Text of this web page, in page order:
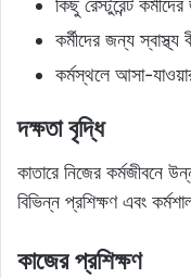
কিছু রেস্টুরেন্ট
কর্মীদের জন্য স্বাস্থ্য
কর্মস্থলে আসা-
দক্ষতা বৃদ্ধি
কাতারে নিজের কর্মজীবনে
বিভিন্ন প্রশিক্ষণ এবং
কাজের প্রশিক্ষণ